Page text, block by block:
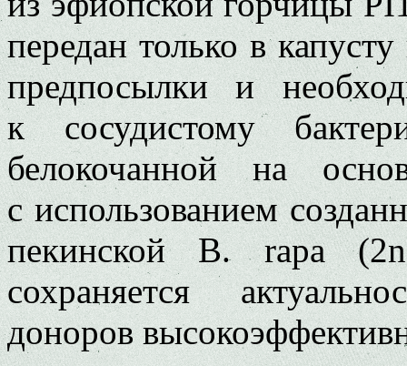
передан только в
предпосылки и
к сосудистому
белокочанной на
с использованием
пекинской B. rapa
сохраняется
доноров